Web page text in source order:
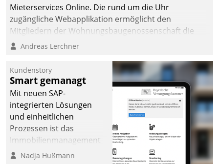
automatisiert, vollständig
und auf Wunsch über
mehrere zuvor
Kommunikationswege bei
Mieterservices Online. Die rund um die Uhr
zugängliche Webapplikation ermöglicht den
Mitgliedern der Wohnungs­bau­genossenschaft die
Kontaktaufnahme per Smartphone, Tablet oder PC.
Andreas Lerchner
Kundenstory
Smart gemanagt
Mit neuen SAP-
integrierten Lösungen
und einheitlichen
Prozessen ist das
Immobilienmanagement
der Bayerischen
Nadja Hußmann